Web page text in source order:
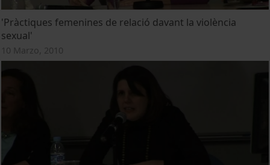
'Pràctiques femenines de relació davant la violència
sexual'
10 Marzo, 2010